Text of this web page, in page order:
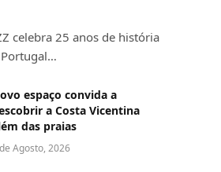
celebra 25 anos de história
espaço convida a
a Costa Vicentina
das praias
Agosto, 2026